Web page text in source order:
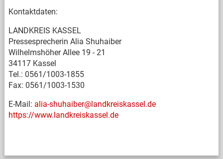
Kontaktdaten:
LANDKREIS KASSEL
Pressesprecherin Alia Shuhaiber
Wilhelmshöher Allee 19 - 21
34117 Kassel
Tel.: 0561/1003-1855
Fax: 0561/1003-1530
E-Mail: alia-shuhaiber@landkreiskassel.de
https://www.landkreiskassel.de